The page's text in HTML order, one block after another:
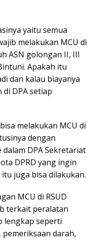
yaitu semua
melakukan MCU di
ASN golongan II, III
Apakah itu
dan kalau biayanya
DPA setiap
melakukan MCU di
dengan
DPA Sekretariat
DPRD yang ingin
juga bisa dilakukan.
MCU di RSUD
terkait peralatan
lengkap seperti
darah,